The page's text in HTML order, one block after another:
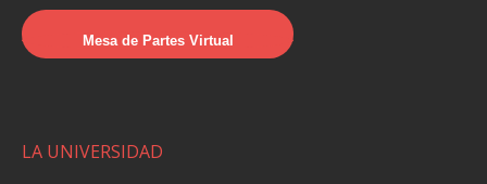
Mesa de Partes Virtual
LA UNIVERSIDAD